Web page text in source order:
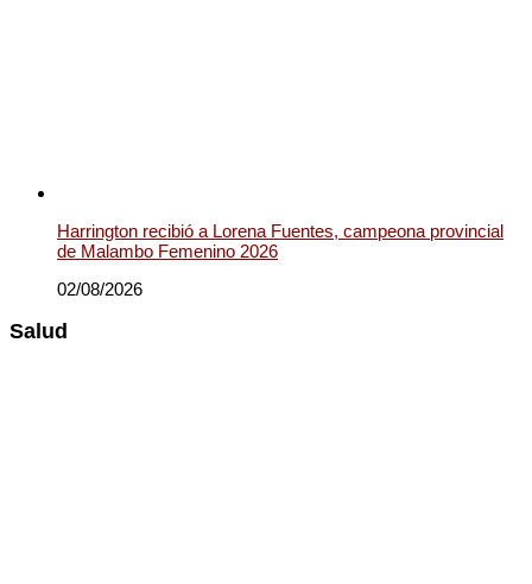
Harrington recibió a Lorena Fuentes, campeona provincial
de Malambo Femenino 2026
02/08/2026
Salud